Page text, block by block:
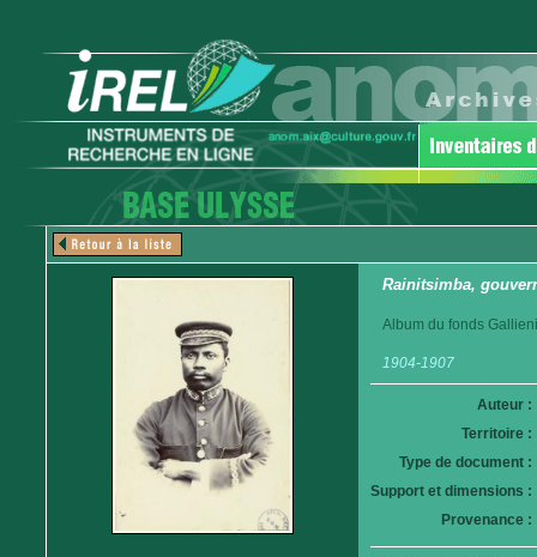
Rainitsimba,
Album du fonds
1904-1907
Auteur :
Territoire :
Type de document :
Support et dimensions :
Provenance :